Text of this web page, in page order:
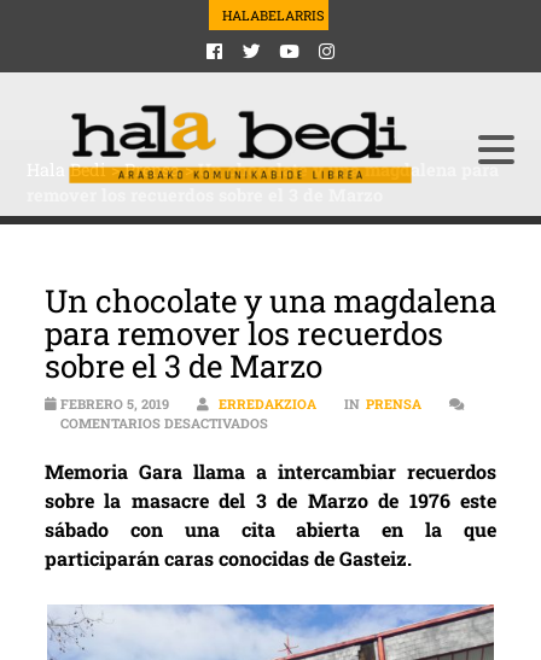
HALABELARRIS
Hala Bedi>Prensa>Un chocolate y una magdalena para
Un chocolate y una magdalena
para remover los recuerdos
sobre el 3 de Marzo
FEBRERO 5, 2019 ERREDAKZIOA IN PRENSA
COMENTARIOS DESACTIVADOSEN UN CHOCOLATE Y UNA MAGDALENA
Memoria Gara llama a intercambiar recuerdos
sobre la masacre del 3 de Marzo de 1976 este
sábado con una cita abierta en la que
participarán caras conocidas de Gasteiz.